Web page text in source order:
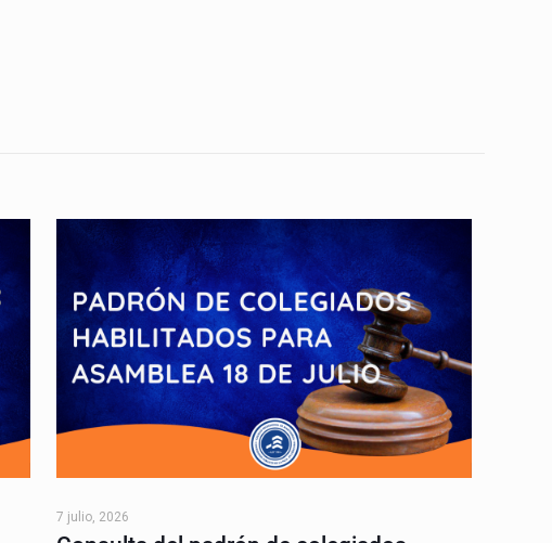
7 julio, 2026